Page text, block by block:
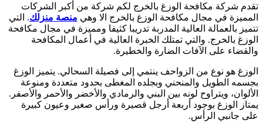
شركة مكافحة الوزغ بالخرج لكم شركة من أكبر الشركات
في مجال مكافحة الوزغ بالخرج الا وهي منصة منزلك. التي
بالعمالة العالية المدربة تدريبا كثيفا ومميزة في مجال مكافحة
بالخرج. والتي تمتلك الخبرة العالية في أعمال المكافحة
على الآفات الضارة والخطيرة.
هو نوع من الزواحف ينتمي إلى فصيلة السحالي. يتميز الوزغ
الطويل والمنحني وبجلده المغطى بحدود متعددة ومنوعة
ويتراوح لونه بين البني والرمادي والأخضر والأحمر والأصفر.
الوزغ بوجود أربعة أرجل قصيرة ورأس صغير وعيون كبيرة
جانبي الرأس.